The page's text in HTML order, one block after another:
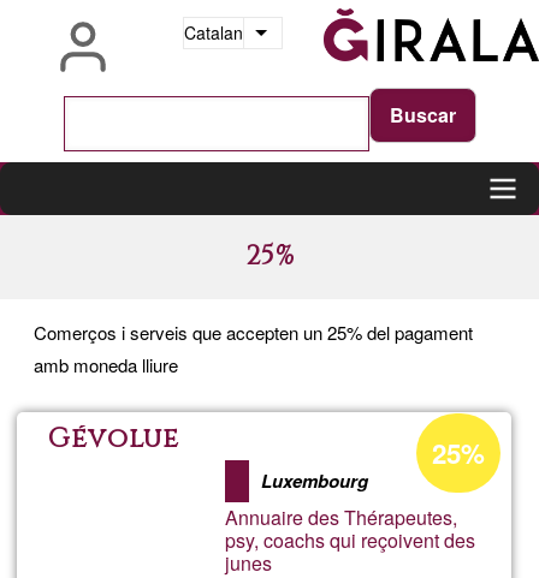
Catalan Llista les accions addicionals
25%
Comerços i serveis que accepten un 25% del pagament
amb moneda lliure
Gévolue
Luxembourg
Annuaire des Thérapeutes,
psy, coachs qui reçoivent des
junes
Percentatge
d'acceptació
de
G1
25%